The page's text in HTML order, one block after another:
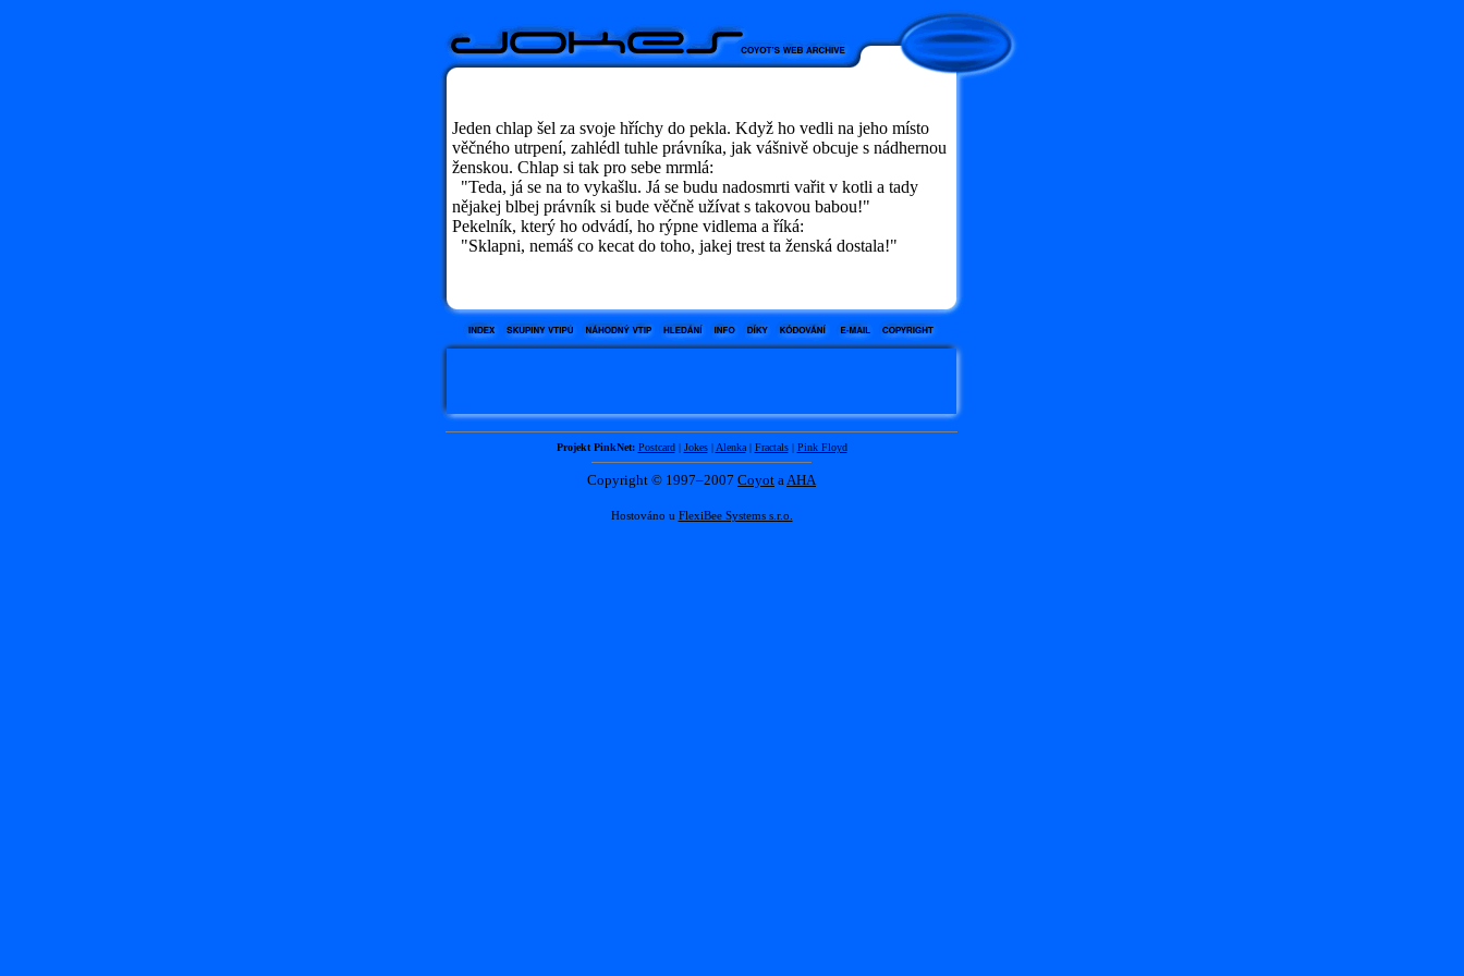
Jeden chlap šel za svoje hříchy do pekla. Když ho vedli na jeho místo
věčného utrpení, zahlédl tuhle právníka, jak vášnivě obcuje s nádhernou
ženskou. Chlap si tak pro sebe mrmlá:
"Teda, já se na to vykašlu. Já se budu nadosmrti vařit v kotli a tady
nějakej blbej právník si bude věčně užívat s takovou babou!"
Pekelník, který ho odvádí, ho rýpne vidlema a říká:
"Sklapni, nemáš co kecat do toho, jakej trest ta ženská dostala!"
Projekt PinkNet: Postcard| Jokes| Alenka| Fractals| Pink Floyd
Copyright © 1997–2007 Coyot aAHA
Hostováno u FlexiBee Systems s.r.o.